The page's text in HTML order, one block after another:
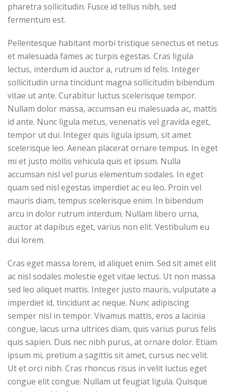
pharetra sollicitudin. Fusce id tellus nibh, sed
fermentum est.
Pellentesque habitant morbi tristique senectus et netus
et malesuada fames ac turpis egestas. Cras ligula
lectus, interdum id auctor a, rutrum id felis. Integer
sollicitudin urna tincidunt magna sollicitudin bibendum
vitae ut ante. Curabitur luctus scelerisque tempor.
Nullam dolor massa, accumsan eu malesuada ac, mattis
id ante. Nunc ligula metus, venenatis vel gravida eget,
tempor ut dui. Integer quis ligula ipsum, sit amet
scelerisque leo. Aenean placerat ornare tempus. In eget
mi et justo mollis vehicula quis et ipsum. Nulla
accumsan nisl vel purus elementum sodales. In eget
quam sed nisl egestas imperdiet ac eu leo. Proin vel
mauris diam, tempus scelerisque enim. In bibendum
arcu in dolor rutrum interdum. Nullam libero urna,
auctor at dapibus eget, varius non elit. Vestibulum eu
dui lorem.
Cras eget massa lorem, id aliquet enim. Sed sit amet elit
ac nisl sodales molestie eget vitae lectus. Ut non massa
sed leo aliquet mattis. Integer justo mauris, vulputate a
imperdiet id, tincidunt ac neque. Nunc adipiscing
semper nisl in tempor. Vivamus mattis, eros a lacinia
congue, lacus urna ultrices diam, quis varius purus felis
quis sapien. Duis nec nibh purus, at ornare dolor. Etiam
ipsum mi, pretium a sagittis sit amet, cursus nec velit.
Ut et orci nibh. Cras rhoncus risus in velit luctus eget
congue elit congue. Nullam ut feugiat ligula. Quisque